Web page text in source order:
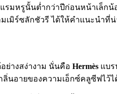
งแรมหรูนั้นต่ำกว่าปีก่อนหน้าเ
มเมิร์ซลักชัวรี ได้ให้คำแนะน
ย่างสง่างาม นั่นคือ Hermès แบร
นอายของความเอ็กซ์คลูซีฟไว้ไ